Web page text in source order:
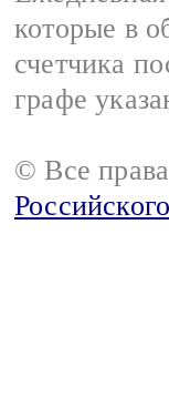
которые в
счетчика
графе
© Все